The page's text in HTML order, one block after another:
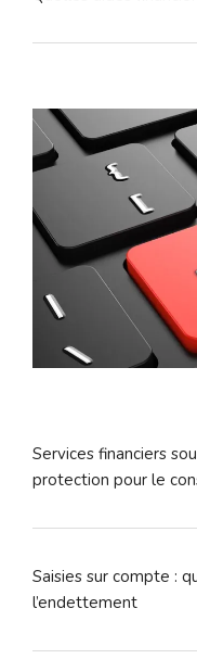
Services financiers
protection pour le
Saisies sur compte :
l’endettement